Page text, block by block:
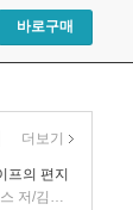
바로구매
프의 편지
C. S. 루이스 저/김선형 역
더보기